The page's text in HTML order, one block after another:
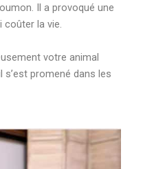
Il a provoqué une
coûter la vie.
votre animal
s’est promené dans les